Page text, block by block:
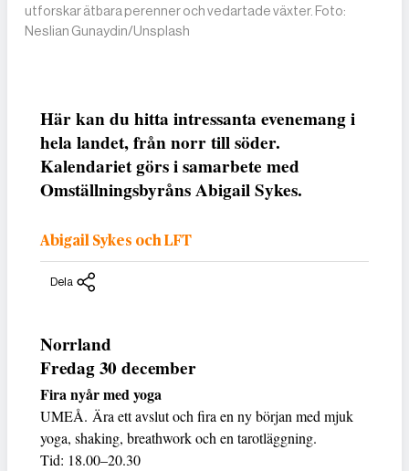
utforskar ätbara perenner och vedartade växter. Foto:
Neslian Gunaydin/Unsplash
Här kan du hitta intressanta evenemang i
hela landet, från norr till söder.
Kalendariet görs i samarbete med
Omställningsbyråns Abigail Sykes.
Abigail Sykes och LFT
Dela
Norrland
Fredag 30 december
Fira nyår med yoga
UMEÅ. Ära ett avslut och fira en ny början med mjuk
yoga, shaking, breathwork och en tarotläggning.
Tid: 18.00–20.30